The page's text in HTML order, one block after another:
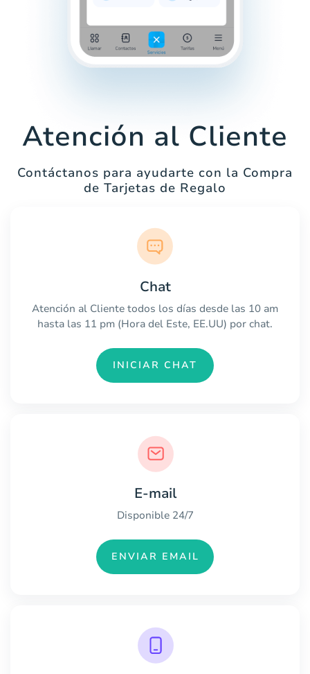
Atención al Cliente
Contáctanos para ayudarte con la Compra
de Tarjetas de Regalo
Chat
Atención al Cliente todos los días desde las 10 am
hasta las 11 pm (Hora del Este, EE.UU) por chat.
INICIAR CHAT
E-mail
Disponible 24/7
ENVIAR EMAIL